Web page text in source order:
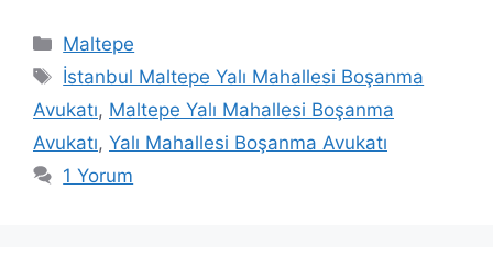
Kategoriler
Maltepe
Etiketler
İstanbul Maltepe Yalı Mahallesi Boşanma
Avukatı, Maltepe Yalı Mahallesi Boşanma
Avukatı, Yalı Mahallesi Boşanma Avukatı
1 Yorum